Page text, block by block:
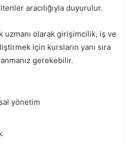
aracılığıyla duyurulur.
uzmanı olarak girişimcilik, iş ve
için kursların yanı sıra
gerekebilir.
yönetim